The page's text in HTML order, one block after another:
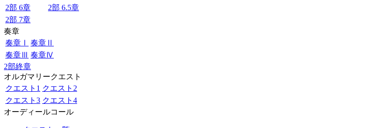
2部 6章
2部 6.5章
2部 7章
奏章
奏章Ⅰ
奏章Ⅱ
奏章Ⅲ 奏章Ⅳ
2部終章
オルガマリークエスト
クエスト1 クエスト2
クエスト3 クエスト4
オーディールコール